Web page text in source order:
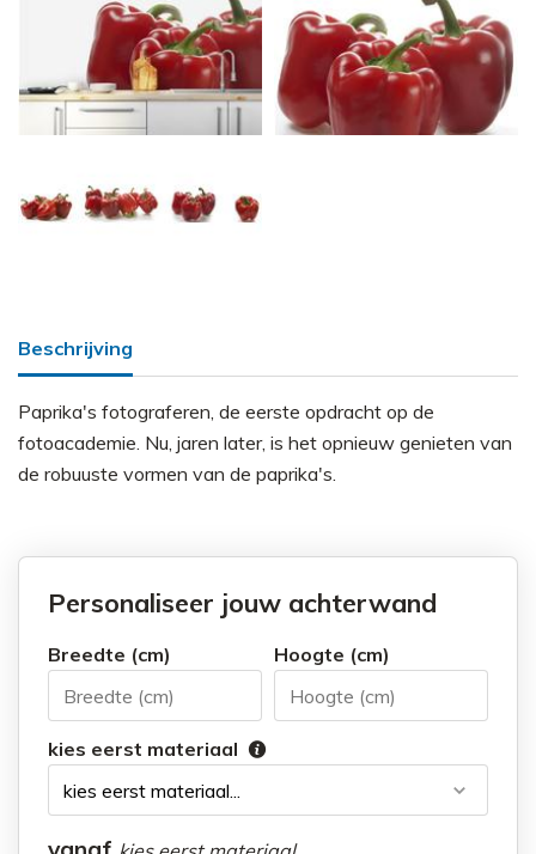
Beschrijving
Paprika's fotograferen, de eerste opdracht op de
fotoacademie. Nu, jaren later, is het opnieuw genieten van
de robuuste vormen van de paprika's.
Personaliseer jouw achterwand
Breedte (cm) Hoogte (cm)
kies eerst materiaal